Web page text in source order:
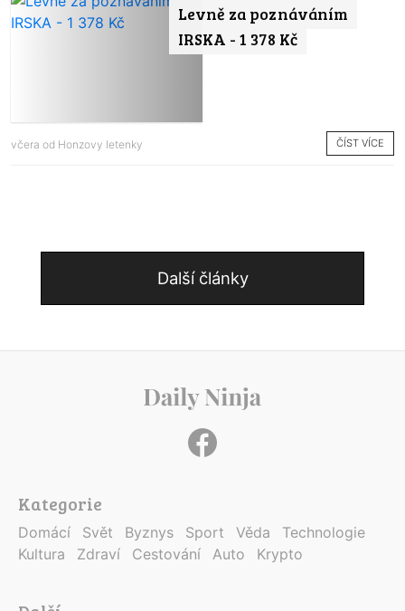
Levně za poznáváním
IRSKA - 1 378 Kč
včera od Honzovy letenky ČÍST VÍCE
Další články
Kategorie
Domácí Svět Byznys Sport Věda
Technologie
Kultura
Zdraví Cestování Auto Krypto